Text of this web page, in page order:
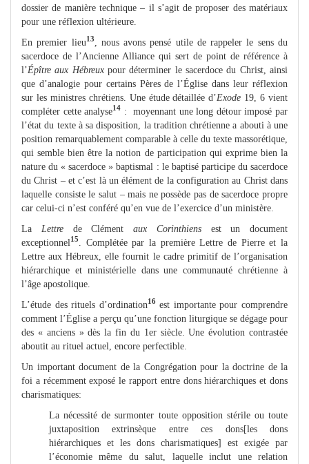
dossier de manière technique – il s’agit de proposer des matériaux
pour une réflexion ultérieure.
En premier lieu13
, nous avons pensé utile de rappeler le sens du
sacerdoce de l’Ancienne Alliance qui sert de point de référence à
l’Épître aux Hébreuxpour déterminer le sacerdoce du Christ, ainsi
que d’analogie pour certains Pères de l’Église dans leur réflexion
sur les ministres chrétiens. Une étude détaillée d’Exode 19, 6 vient
compléter cette analyse14 : moyennant une long détour imposé par
l’état du texte à sa disposition, la tradition chrétienne a abouti à une
position remarquablement comparable à celle du texte massorétique,
qui semble bien être la notion de participation qui exprime bien la
nature du « sacerdoce » baptismal : le baptisé participe du sacerdoce
du Christ – et c’est là un élément de la configuration au Christ dans
laquelle consiste le salut – mais ne possède pas de sacerdoce propre
car celui-ci n’est conféré qu’en vue de l’exercice d’un ministère.
La Lettre de Clément aux Corinthiensest un document
exceptionnel15
. Complétée par la première Lettre de Pierre et la
Lettre aux Hébreux, elle fournit le cadre primitif de l’organisation
hiérarchique et ministérielle dans une communauté chrétienne à
l’âge apostolique.
L’étude des rituels d’ordination16est importante pour comprendre
comment l’Église a perçu qu’une fonction liturgique se dégage pour
des « anciens » dès la fin du 1er siècle. Une évolution contrastée
aboutit au rituel actuel, encore perfectible.
Un important document de la Congrégation pour la doctrine de la
foi a récemment exposé le rapport entre dons hiérarchiques et dons
charismatiques:
La nécessité de surmonter toute opposition stérile ou toute
juxtaposition extrinsèque entre ces dons[les dons
hiérarchiques et les dons charismatiques] est exigée par
l’économie même du salut, laquelle inclut une relation